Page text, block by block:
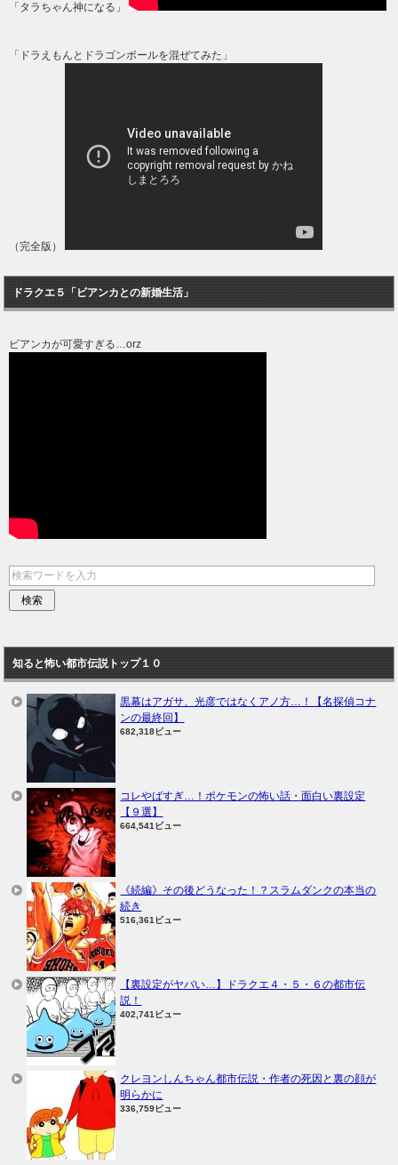
「タラちゃん神になる」
「ドラえもんとドラゴンボールを混ぜてみた」
（完全版）
ドラクエ５「ビアンカとの新婚生活」
ビアンカが可愛すぎる…orz
知ると怖い都市伝説トップ１０
黒幕はアガサ、光彦ではなくアノ方…！【名探偵コナ
ンの最終回】
682,318ビュー
コレやばすぎ…！ポケモンの怖い話・面白い裏設定
【９選】
664,541ビュー
《続編》その後どうなった！？スラムダンクの本当の
続き
516,361ビュー
【裏設定がヤバい…】ドラクエ４・５・６の都市伝
説！
402,741ビュー
クレヨンしんちゃん都市伝説・作者の死因と裏の顔が
明らかに
336,759ビュー